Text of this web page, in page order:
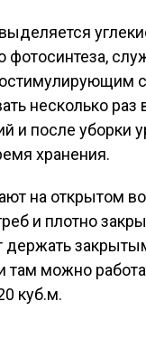
фотосинтеза,
несколько раз
и после
хранения.
на открытом
и плотно
там можно
куб.м.